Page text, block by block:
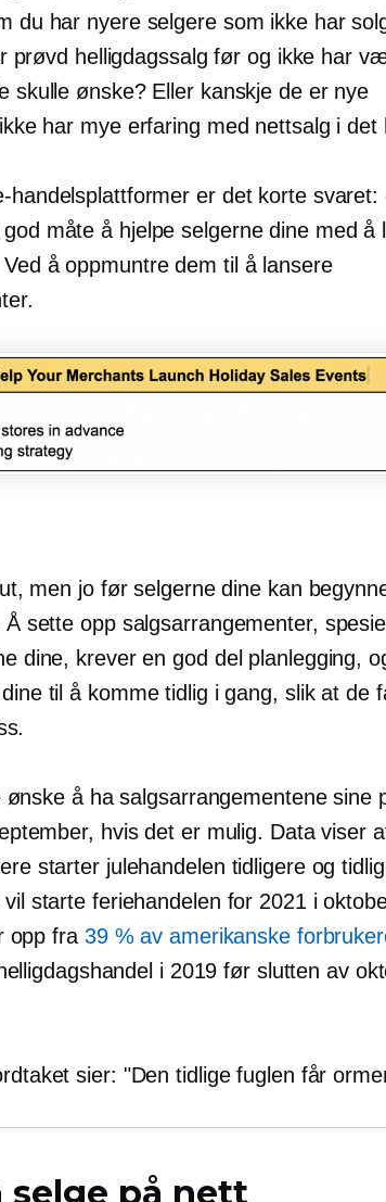
du har nyere selgere som ikke har
prøvd helligdagssalg før og ikke har
skulle ønske? Eller kanskje de er nye
har mye erfaring med nettsalg i det
handelsplattformer er det korte svaret:
måte å hjelpe selgerne dine med å
å oppmuntre dem til å lansere
men jo før selgerne dine kan
sette opp salgsarrangementer,
dine, krever en god del planlegging,
til å komme tidlig i gang, slik at de
å ha salgsarrangementene sine
hvis det er mulig. Data viser
starter julehandelen tidligere og
starte feriehandelen for 2021 i
opp fra 39 % av amerikanske
i 2019 før slutten av
sier: "Den tidlige fuglen får
selge på nett